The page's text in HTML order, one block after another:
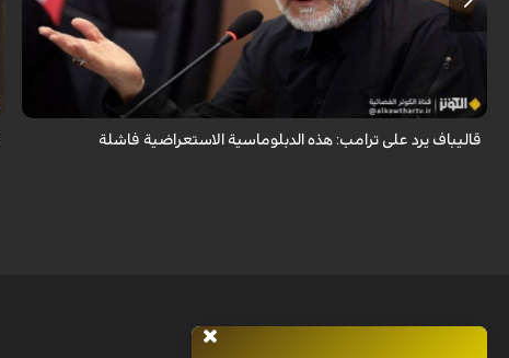
أكد رئيس مجلس الشورى الإسلامي الإيراني أن التصريحات الاستعراضية
والتهديدات المتكررة لم تعد تُجدي نفعاً، واصفاً إياها بالدبلوماسية الفاشلة.
قاليباف يرد على ترامب: هذه الدبلوماسية الاستعراضية فاشلة